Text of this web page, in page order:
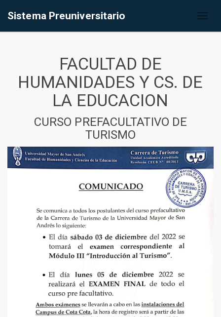
Sistema Preuniversitario
FACULTAD DE
HUMANIDADES Y CS. DE
LA EDUCACION
CURSO PREFACULTATIVO DE
TURISMO